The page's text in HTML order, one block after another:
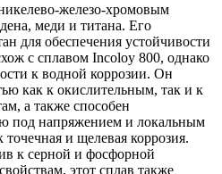
железо-хромовым
меди и титана. Его
для обеспечения устойчивости
с сплавом Incoloy 800, однако
к водной коррозии. Он
как к окислительным, так и к
а также способен
под напряжением и локальным
и щелевая коррозия.
к серной и фосфорной
этот сплав также